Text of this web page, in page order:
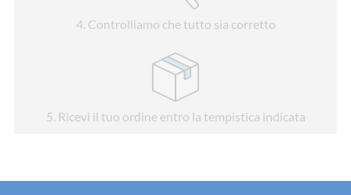
4. Controlliamo che tutto sia corretto
5. Ricevi il tuo ordine entro la tempistica indicata